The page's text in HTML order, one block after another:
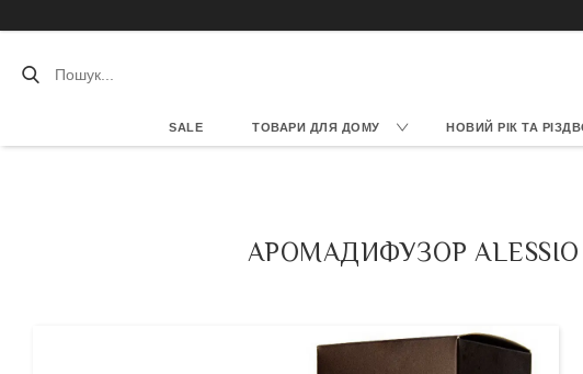
SALE ТОВАРИ ДЛЯ ДОМУ НОВИЙ РІК ТА
АРОМАДИФУЗОР ALESSIO